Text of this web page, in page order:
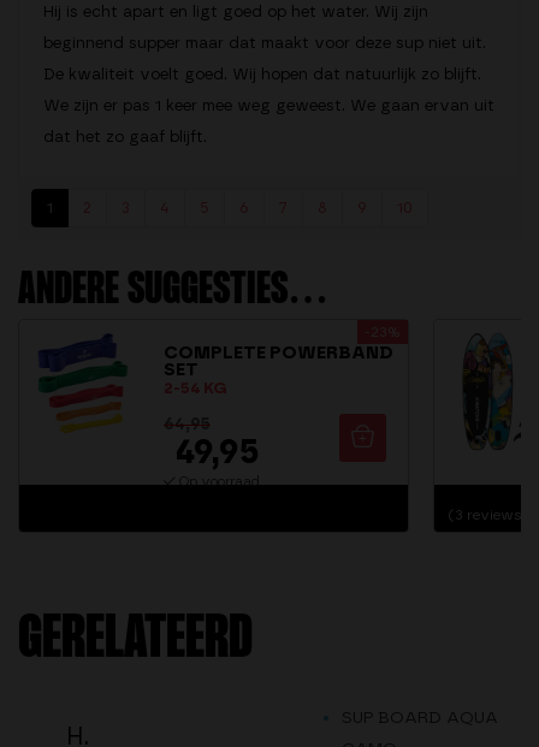
Hij is echt apart en ligt goed op het water. Wij zijn
beginnend supper maar dat maakt voor deze sup niet uit.
De kwaliteit voelt goed. Wij hopen dat natuurlijk zo blijft.
We zijn er pas 1 keer mee weg geweest. We gaan ervan uit
dat het zo gaaf blijft.
1 4 6 8 9 10
ANDERE SUGGESTIES…
COMPLETE POWERBAND
SET
2-54 KG
-23%
64,95
49,95
Op voorraad
(3 reviews)
GERELATEERD
H.
SUP BOARD AQUA